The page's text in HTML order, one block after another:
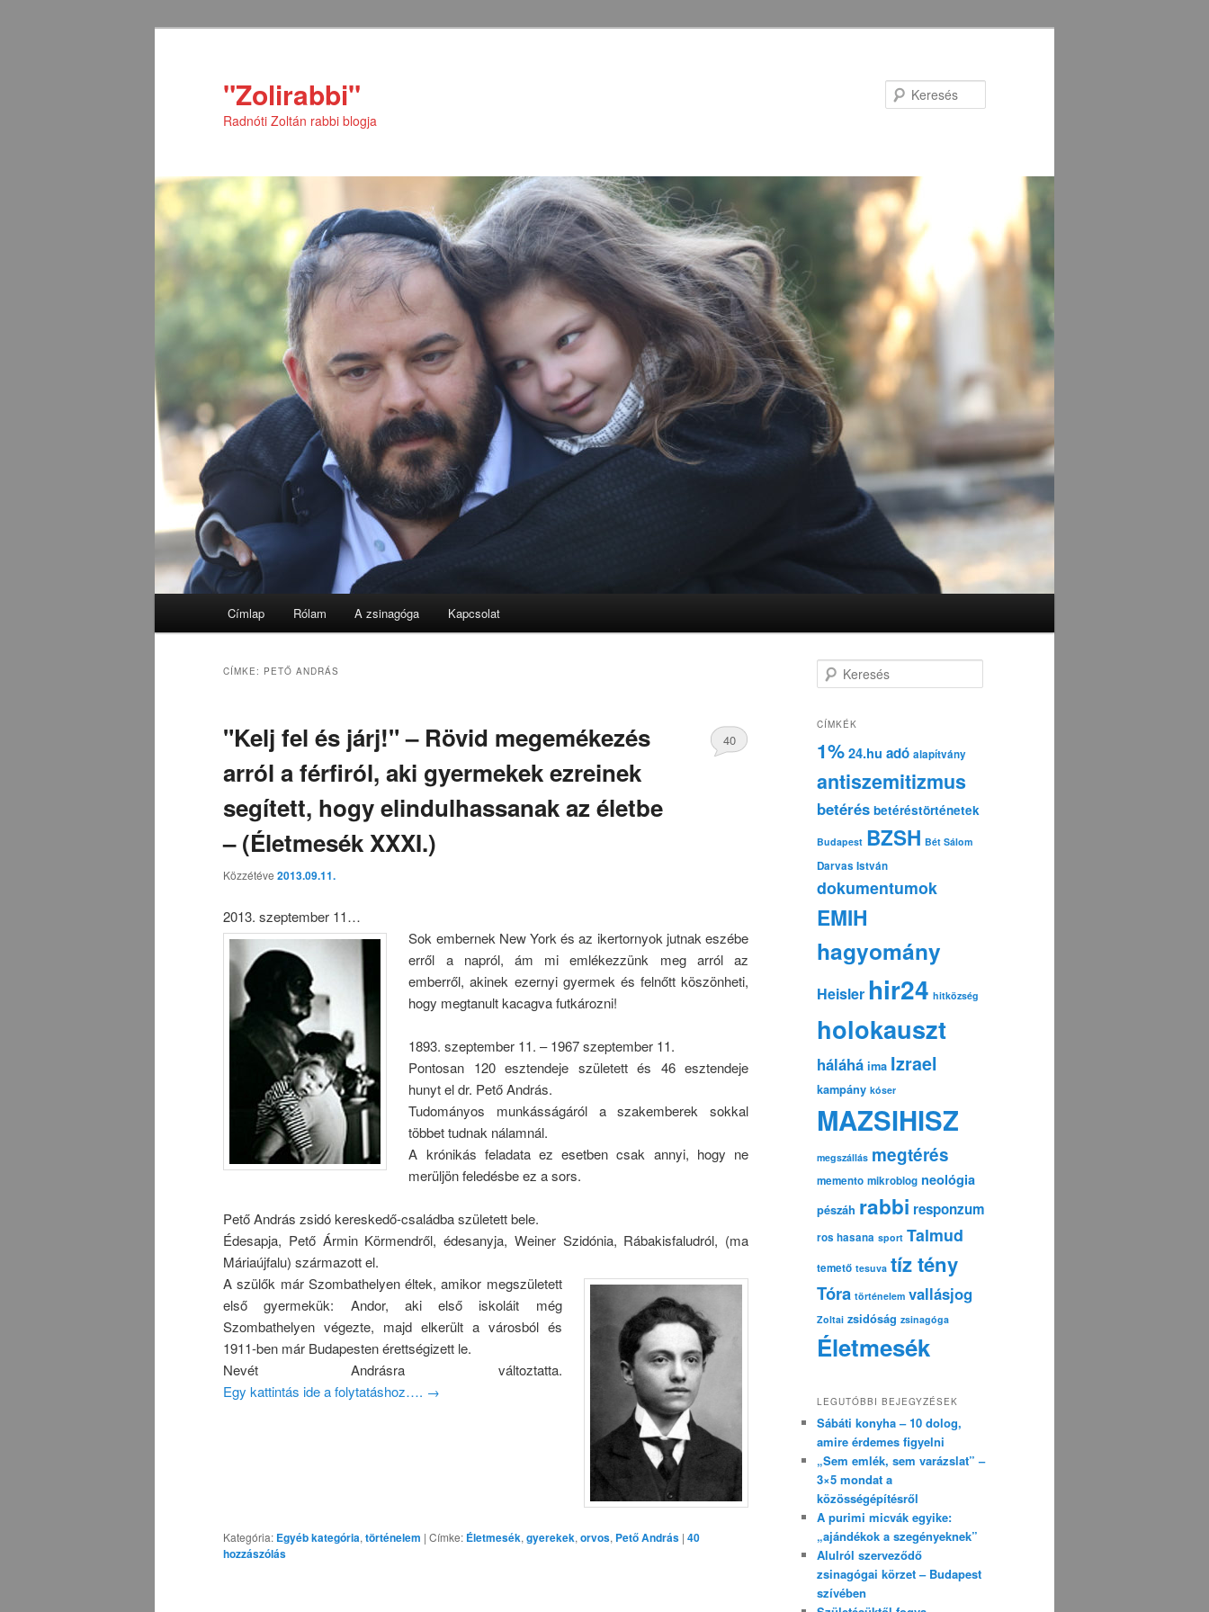
"Zolirabbi"
Radnóti Zoltán rabbi blogja
Címlap Rólam A zsinagóga Kapcsolat
CÍMKE: PETŐ ANDRÁS
"Kelj fel és járj!" – Rövid megemékezés
arról a férfiról, aki gyermekek ezreinek
segített, hogy elindulhassanak az életbe
– (Életmesék XXXI.)
Közzétéve 2013.09.11.
40
2013. szeptember 11…
Sok embernek New York és az ikertornyok jutnak eszébe
erről a napról, ám mi emlékezzünk meg arról az
emberről, akinek ezernyi gyermek és felnőtt köszönheti,
hogy megtanult kacagva futkározni!
1893. szeptember 11. – 1967 szeptember 11.
Pontosan 120 esztendeje született és 46 esztendeje
hunyt el dr. Pető András.
Tudományos munkásságáról a szakemberek sokkal
többet tudnak nálamnál.
A krónikás feladata ez esetben csak annyi, hogy ne
merüljön feledésbe ez a sors.
Pető András zsidó kereskedő-családba született bele.
Édesapja, Pető Ármin Körmendről, édesanyja, Weiner Szidónia, Rábakisfaludról, (ma
Máriaújfalu) származott el.
A szülők már Szombathelyen éltek, amikor megszületett
első gyermekük: Andor, aki első iskoláit még
Szombathelyen végezte, majd elkerült a városból és
1911-ben már Budapesten érettségizett le.
Nevét Andrásra változtatta.
Egy kattintás ide a folytatáshoz…. →
Kategória: Egyéb kategória, történelem | Címke: Életmesék, gyerekek, orvos, Pető András | 40
hozzászólás
e
e
é
CÍMKÉK
1% 24.hu adó alapítvány
antiszemitizmus
betérés betéréstörténetek
Budapest BZSH Bét Sálom
Darvas István
dokumentumok
EMIH
hagyomány
Heisler hir24 hitközség
holokauszt
háláhá ima Izrael
kampány kóser
MAZSIHISZ
megszállás megtérés
memento mikroblog neológia
pészáh rabbi responzum
ros hasana sport Talmud
temető tesuva tíz tény
Tóra történelem vallásjog
Zoltai zsidóság zsinagóga
Életmesék
LEGUTÓBBI BEJEGYZÉSEK
Sábáti konyha – 10 dolog,
amire érdemes figyelni
„Sem emlék, sem varázslat” –
3×5 mondat a
közösségépítésről
A purimi micvák egyike:
„ajándékok a szegényeknek”
Alulról szerveződő
zsinagógai körzet – Budapest
szívében